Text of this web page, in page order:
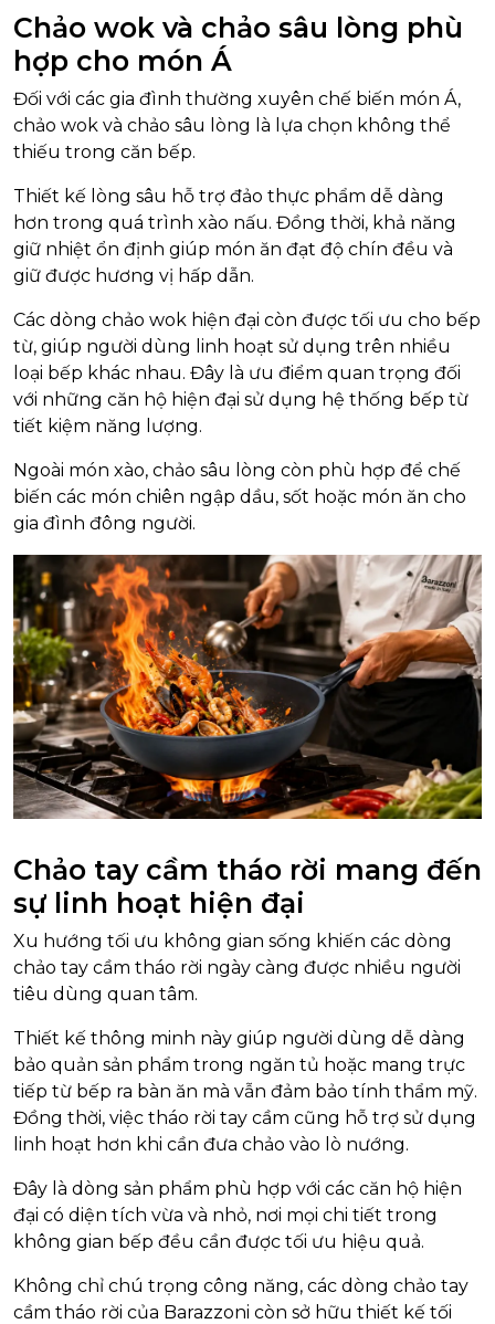
Chảo wok và chảo sâu lòng phù
hợp cho món Á
Đối với các gia đình thường xuyên chế biến món Á,
chảo wok và chảo sâu lòng là lựa chọn không thể
thiếu trong căn bếp.
Thiết kế lòng sâu hỗ trợ đảo thực phẩm dễ dàng
hơn trong quá trình xào nấu. Đồng thời, khả năng
giữ nhiệt ổn định giúp món ăn đạt độ chín đều và
giữ được hương vị hấp dẫn.
Các dòng chảo wok hiện đại còn được tối ưu cho bếp
từ, giúp người dùng linh hoạt sử dụng trên nhiều
loại bếp khác nhau. Đây là ưu điểm quan trọng đối
với những căn hộ hiện đại sử dụng hệ thống bếp từ
tiết kiệm năng lượng.
Ngoài món xào, chảo sâu lòng còn phù hợp để chế
biến các món chiên ngập dầu, sốt hoặc món ăn cho
gia đình đông người.
Chảo tay cầm tháo rời mang đến
sự linh hoạt hiện đại
Xu hướng tối ưu không gian sống khiến các dòng
chảo tay cầm tháo rời ngày càng được nhiều người
tiêu dùng quan tâm.
Thiết kế thông minh này giúp người dùng dễ dàng
bảo quản sản phẩm trong ngăn tủ hoặc mang trực
tiếp từ bếp ra bàn ăn mà vẫn đảm bảo tính thẩm mỹ.
Đồng thời, việc tháo rời tay cầm cũng hỗ trợ sử dụng
linh hoạt hơn khi cần đưa chảo vào lò nướng.
Đây là dòng sản phẩm phù hợp với các căn hộ hiện
đại có diện tích vừa và nhỏ, nơi mọi chi tiết trong
không gian bếp đều cần được tối ưu hiệu quả.
Không chỉ chú trọng công năng, các dòng chảo tay
cầm tháo rời của Barazzoni còn sở hữu thiết kế tối